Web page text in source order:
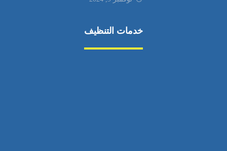
خدمات التنظيف